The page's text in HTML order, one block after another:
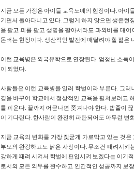
지금 모든 가정은 아이들 교육노예의 현장이다. 아이
기면서 돌아다니고 있다. 그렇게 하지 않으면 생존
을 팔고 피를 팔고 생명을 팔아서라도 과외비를 대
돈버는 현장이다. 생산적인 발전에 매달려야 할 젊
이런 교육병은 외국유학으로 연장된다. 엄청난 소득
이 되었다.
사람들은 이런 교육병을 일러 학벌이라 부른다. 그
경을 바꾸어 학교에서 정상적인 교육을 펼쳐보려고
를 피운다. 끝까지 어귿나면 쫒겨나야 한다. 밥줄이
이 기다린다. 한사람이 완전히 파탄되어도 아무런 변
지금 교육의 변화를 가장 짖굳게 가로막고 있는 것
부모의 완강하고도 낡은 사상이다. 무조건 때려시
강하게 때려 시켜서 학벌에 편입시켜 보겠다는 이기
로서의 모든 의무를 완수하고 인간적인 성공까지 보